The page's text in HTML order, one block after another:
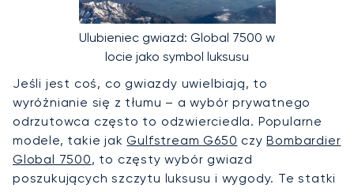
Ulubieniec gwiazd: Global 7500 w
locie jako symbol luksusu
Jeśli jest coś, co gwiazdy uwielbiają, to
wyróżnianie się z tłumu – a wybór prywatnego
odrzutowca często to odzwierciedla. Popularne
modele, takie jakGulfstream G650 czyBombardier
Global 7500, to częsty wybór gwiazd
poszukujących szczytu luksusu i wygody. Te statki